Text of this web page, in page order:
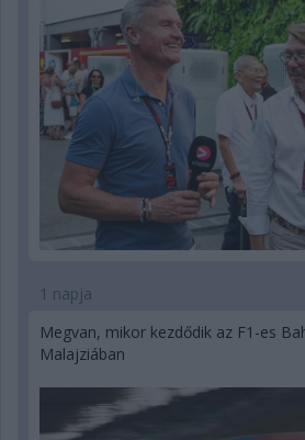
1 napja
Megvan, mikor kezdődik az F1-es
Malajziában